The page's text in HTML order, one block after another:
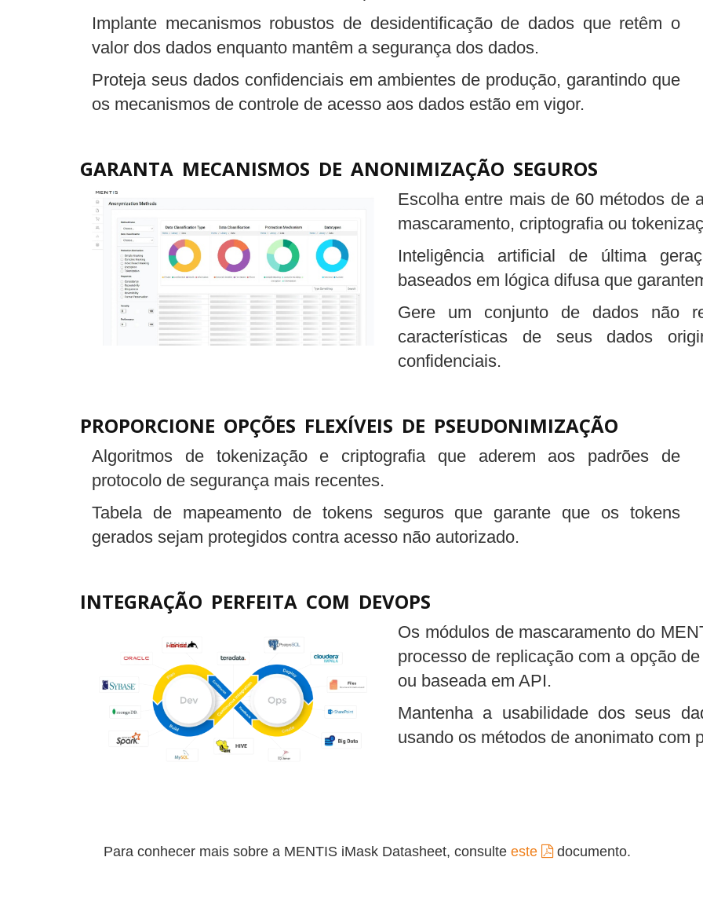
Implante mecanismos robustos de desidentificação de dados que retêm o
valor dos dados enquanto mantêm a segurança dos dados.
Proteja seus dados confidenciais em ambientes de produção, garantindo que
os mecanismos de controle de acesso aos dados estão em vigor.
GARANTA MECANISMOS DE ANONIMIZAÇÃO SEGUROS
Escolha entre mais de 60 métodos de
mascaramento, criptografia ou
Inteligência artificial de última
baseados em lógica difusa que
Gere um conjunto de dados não
características de seus dados
confidenciais.
PROPORCIONE OPÇÕES FLEXÍVEIS DE PSEUDONIMIZAÇÃO
Algoritmos de tokenização e criptografia que aderem aos padrões de
protocolo de segurança mais recentes.
Tabela de mapeamento de tokens seguros que garante que os tokens
gerados sejam protegidos contra acesso não autorizado.
INTEGRAÇÃO PERFEITA COM DEVOPS
Os módulos de mascaramento do
processo de replicação com a opção
ou baseada em API.
Mantenha a usabilidade dos seus
usando os métodos de anonimato com
Para conhecer mais sobre a MENTIS iMask Datasheet, consulte este documento.